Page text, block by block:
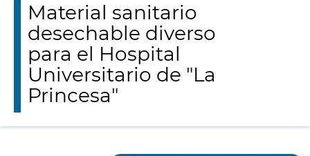
Material sanitario
desechable diverso
para el Hospital
Universitario de "La
Princesa"